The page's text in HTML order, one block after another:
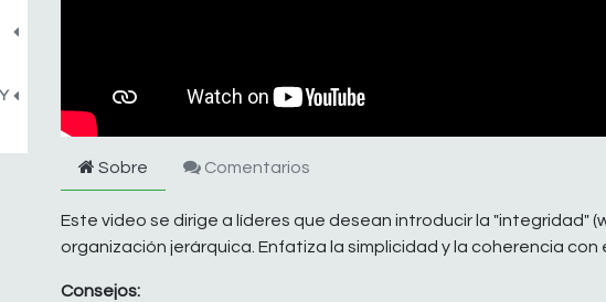
Sobre Comentarios
Este video se dirige a líderes que desean introducir la "integridad"
organización jerárquica. Enfatiza la simplicidad y la coherencia con
Consejos: